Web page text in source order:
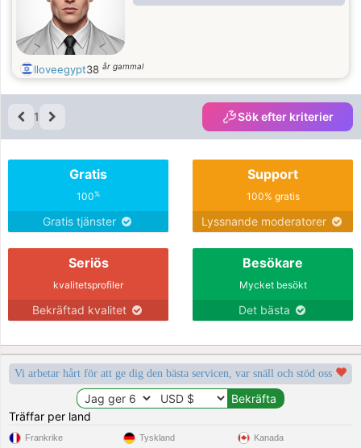
Iloveegypt38 år gammal
1 Sök efter kriterier
Gratis
100%
Gratis tjänster
Support
100% gratis
Lyssnande moderatorer
Seriös
kvalitetsprofiler
Bekräftad kvalitet
Besökare
Mycket besökt
Det bästa
Vi arbetar hårt för att ge dig den bästa servicen, var snäll och stöd oss
Träffar per land
Frankrike Tyskland Kanada